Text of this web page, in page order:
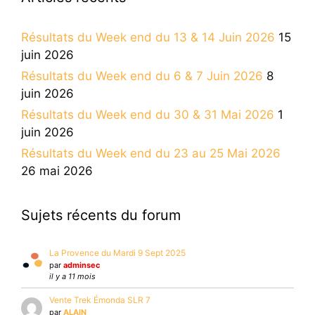
Résultats du Week end du 13 & 14 Juin 2026 15
juin 2026
Résultats du Week end du 6 & 7 Juin 2026 8
juin 2026
Résultats du Week end du 30 & 31 Mai 2026 1
juin 2026
Résultats du Week end du 23 au 25 Mai 2026
26 mai 2026
Sujets récents du forum
La Provence du Mardi 9 Sept 2025
par adminsec
il y a 11 mois
Vente Trek Émonda SLR 7
par ALAIN